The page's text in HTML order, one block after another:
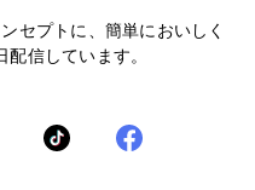
セプトに、簡単においしく
信しています。